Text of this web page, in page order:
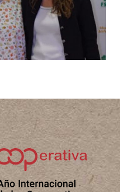
Formació Ninos